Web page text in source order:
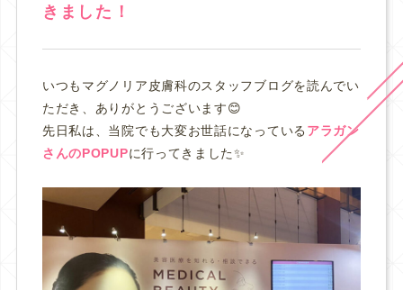
きました！
いつもマグノリア皮膚科のスタッフブログを読んでい
ただき、ありがとうございます😊
先日私は、当院でも大変お世話になっている アラガン
さんのPOPUPに行ってきました✨